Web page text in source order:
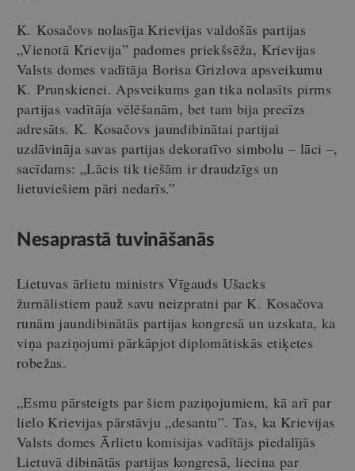
K. Kosačovs nolasīja Krievijas valdošās partijas
„Vienotā Krievija” padomes priekšsēža, Krievijas
Valsts domes vadītāja Borisa Grizlova apsveikumu
K. Prunskienei. Apsveikums gan tika nolasīts pirms
partijas vadītāja vēlēšanām, bet tam bija precīzs
adresāts. K. Kosačovs jaundibinātai partijai
uzdāvināja savas partijas dekoratīvo simbolu – lāci –,
sacīdams: „Lācis tik tiešām ir draudzīgs un
lietuviešiem pāri nedarīs.”
Nesaprastā tuvināšanās
Lietuvas ārlietu ministrs Vīgauds Ušacks
žurnālistiem pauž savu neizpratni par K. Kosačova
runām jaundibinātās partijas kongresā un uzskata, ka
viņa paziņojumi pārkāpjot diplomātiskās etiķetes
robežas.
„Esmu pārsteigts par šiem paziņojumiem, kā arī par
lielo Krievijas pārstāvju „desantu”. Tas, ka Krievijas
Valsts domes Ārlietu komisijas vadītājs piedalījās
Lietuvā dibinātās partijas kongresā, liecina par